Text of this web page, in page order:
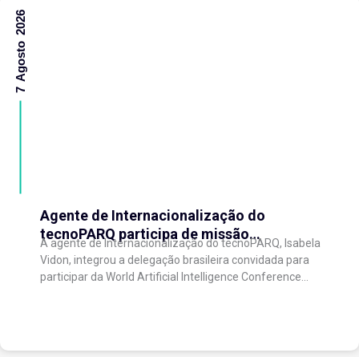
Agente de Internacionalização do
tecnoPARQ participa de missão
internacional na China e fortalece conexões
com o ecossistema de inovação
A agente de Internacionalização do tecnoPARQ, Isabela
Vidon, integrou a delegação brasileira convidada para
participar da World Artificial Intelligence Conference
7 Agosto 2026